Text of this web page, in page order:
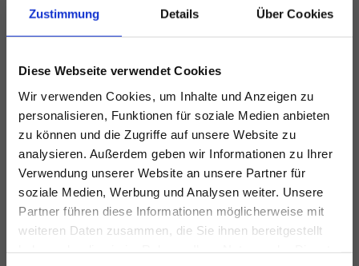
Zustimmung Details Über Cookies
Diese Webseite verwendet Cookies
Wir verwenden Cookies, um Inhalte und Anzeigen zu
personalisieren, Funktionen für soziale Medien anbieten
zu können und die Zugriffe auf unsere Website zu
analysieren. Außerdem geben wir Informationen zu Ihrer
Verwendung unserer Website an unsere Partner für
soziale Medien, Werbung und Analysen weiter. Unsere
Partner führen diese Informationen möglicherweise mit
weiteren Daten zusammen, die Sie ihnen bereitgestellt